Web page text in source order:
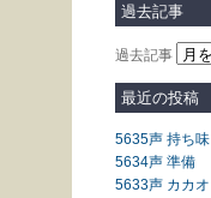
過去記事
過去記事
最近の投稿
5635声 持ち味
5634声 準備
5633声 カカオ